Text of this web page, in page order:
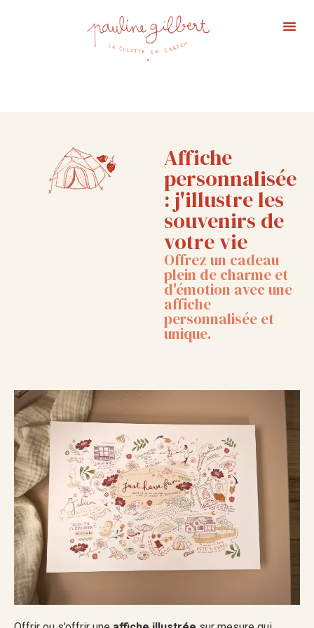
Affiche
personnalisée
: j'illustre les
souvenirs de
votre vie
Offrez un cadeau
plein de charme et
d'émotion avec une
affiche
personnalisée et
unique.